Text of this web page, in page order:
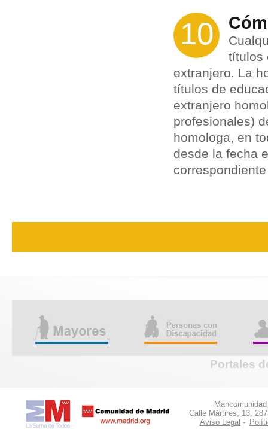
10
títulos
extranjero. La
títulos de
extranjero
profesionales)
homologa, en
desde la fecha
Portales
Calle Mártires, 13,
Aviso Legal -